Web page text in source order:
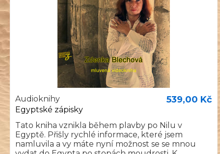
Audioknihy
Egyptské zápisky
539,00 Kč
Tato kniha vznikla během plavby po Nilu v
Egyptě. Přišly rychlé informace, které jsem
namluvila a vy máte nyní možnost se se mnou